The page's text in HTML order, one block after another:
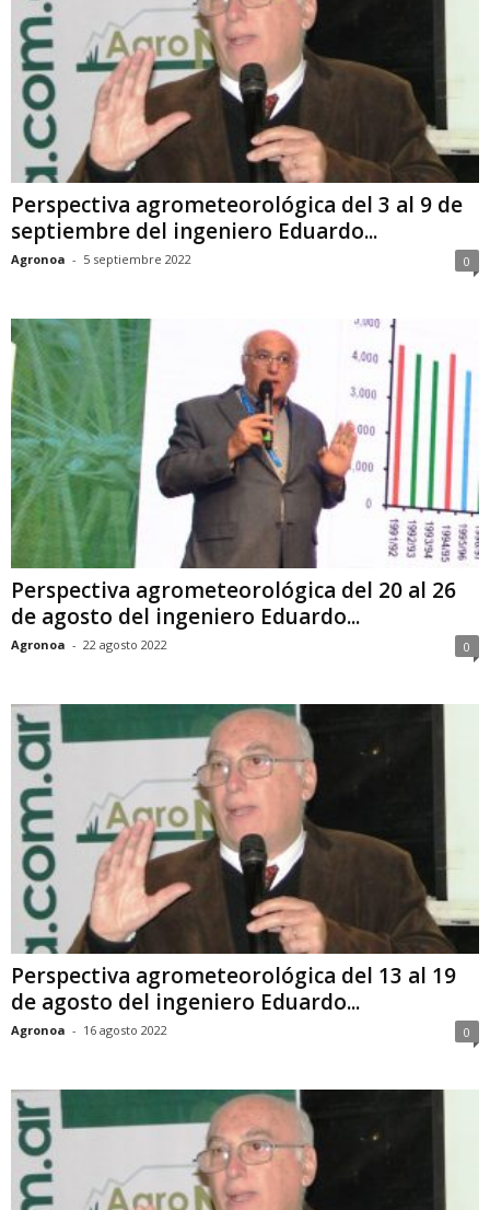
Perspectiva agrometeorológica del 3 al 9 de
septiembre del ingeniero Eduardo...
Agronoa - 5 septiembre 2022 0
Perspectiva agrometeorológica del 20 al 26
de agosto del ingeniero Eduardo...
Agronoa - 22 agosto 2022 0
Perspectiva agrometeorológica del 13 al 19
de agosto del ingeniero Eduardo...
Agronoa - 16 agosto 2022 0